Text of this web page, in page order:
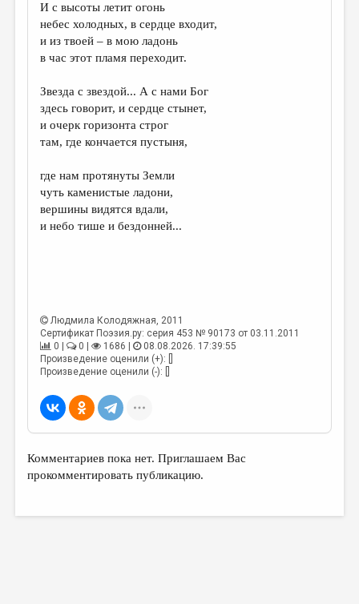
ДЕТСКАЯ КОМНАТА
КНИЖНАЯ ПОЛКА
СТРАНИЦЫ ПАМЯТИ
ОБЪЯВЛЕНИЯ
РЕДКОЛЛЕГИЯ
ОТ РЕДАКЦИИ
КУЛЬТУРОВЕДЕНИЕ
ПУБЛИЦИСТИКА
ЦИКЛЫ ПУБЛИКАЦИЙ
МЕДИА
И с высоты летит огонь
небес холодных, в сердце входит,
и из твоей – в мою ладонь
в час этот пламя переходит.
Звезда с звездой... А с нами Бог
здесь говорит, и сердце стынет,
и очерк горизонта строг
там, где кончается пустыня,
где нам протянуты Земли
чуть каменистые ладони,
вершины видятся вдали,
и небо тише и бездонней...
Людмила Колодяжная, 2011
Сертификат Поэзия.ру: серия 453 № 90173 от 03.11.2011
0 |
0 | 1686 |
08.08.2026. 17:39:55
Произведение оценили (+): []
Произведение оценили (-): []
Комментариев пока нет. Приглашаем Вас
прокомментировать публикацию.